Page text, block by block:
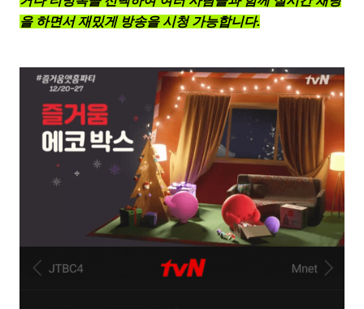
을 하면서 재밌게 방송을 시청 가능합니다.